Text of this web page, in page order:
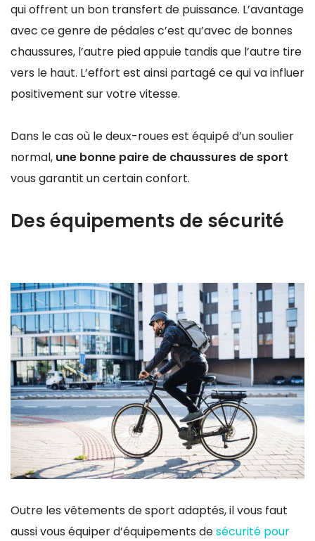
qui offrent un bon transfert de puissance. L’avantage
avec ce genre de pédales c’est qu’avec de bonnes
chaussures, l’autre pied appuie tandis que l’autre tire
vers le haut. L’effort est ainsi partagé ce qui va influer
positivement sur votre vitesse.
Dans le cas où le deux-roues est équipé d’un soulier
normal, une bonne paire de chaussures de sport
vous garantit un certain confort.
Des équipements de sécurité
Outre les vêtements de sport adaptés, il vous faut
aussi vous équiper d’équipements desécurité pour